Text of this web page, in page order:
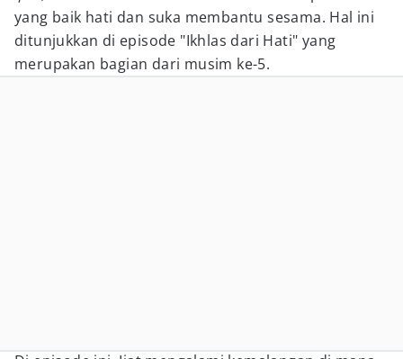
yang baik hati dan suka membantu sesama. Hal ini
ditunjukkan di episode "Ikhlas dari Hati" yang
merupakan bagian dari musim ke-5.